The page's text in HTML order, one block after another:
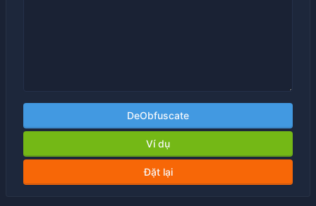
DeObfuscate
Ví dụ
Đặt lại